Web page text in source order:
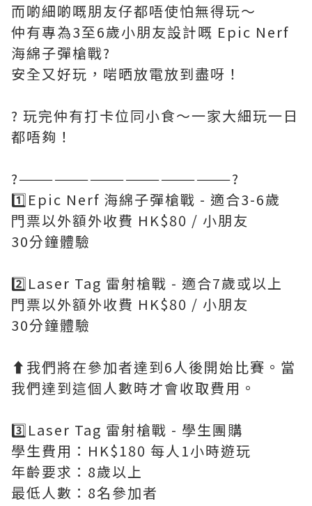
而啲細啲嘅朋友仔都唔使怕無得玩～
仲有專為3至6歲小朋友設計嘅 Epic Nerf
海綿子彈槍戰?
安全又好玩，啱晒放電放到盡呀！
? 玩完仲有打卡位同小食～一家大細玩一日
都唔夠！
?——————————————————?
1️⃣Epic Nerf 海綿子彈槍戰 - 適合3-6歲
門票以外額外收費 HK$80 / 小朋友
30分鐘體驗
2️⃣Laser Tag 雷射槍戰 - 適合7歲或以上
門票以外額外收費 HK$80 / 小朋友
30分鐘體驗
⬆️我們將在參加者達到6人後開始比賽。當
我們達到這個人數時才會收取費用。
3️⃣Laser Tag 雷射槍戰 - 學生團購
學生費用：HK$180 每人1小時遊玩
年齡要求：8歲以上
最低人數：8名參加者